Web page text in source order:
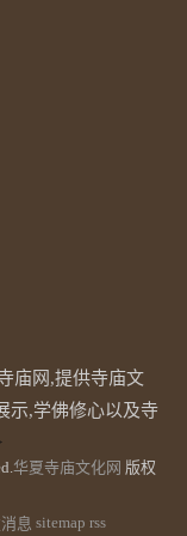
庙网,提供寺庙文
示,学佛修心以及寺
华夏寺庙文化网 版权
sitemap rss